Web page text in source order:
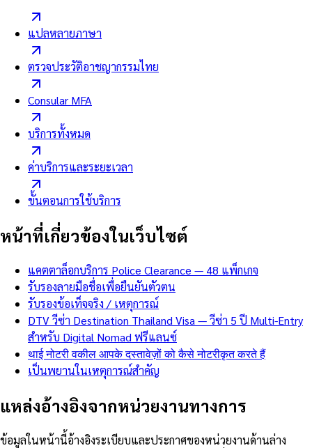
แปลหลายภาษา
ตรวจประวัติอาชญากรรมไทย
Consular MFA
บริการทั้งหมด
ค่าบริการและระยะเวลา
ขั้นตอนการใช้บริการ
หน้าที่เกี่ยวข้องในเว็บไซต์
แคตตาล็อกบริการ Police Clearance — 48 แพ็กเกจ
รับรองลายมือชื่อเพื่อยืนยันตัวตน
รับรองข้อเท็จจริง / เหตุการณ์
DTV วีซ่า Destination Thailand Visa — วีซ่า 5 ปี Multi-Entry
สำหรับ Digital Nomad ฟรีแลนซ์
थाई नोटरी वकील आपके दस्तावेज़ों को कैसे नोटरीकृत करते हैं
เป็นพยานในเหตุการณ์สำคัญ
แหล่งอ้างอิงจากหน่วยงานทางการ
ข้อมูลในหน้านี้อ้างอิงระเบียบและประกาศของหน่วยงานด้านล่าง